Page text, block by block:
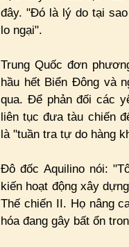
đây. "Đó là lý do tại
lo ngại".
Trung Quốc đơn
hầu hết Biển Đông và
qua. Để phản đối các
liên tục đưa tàu chiến
là "tuần tra tự do hàng
Đô đốc Aquilino nói:
kiến hoạt động xây
Thế chiến II. Họ nâng
hóa đang gây bất ổn